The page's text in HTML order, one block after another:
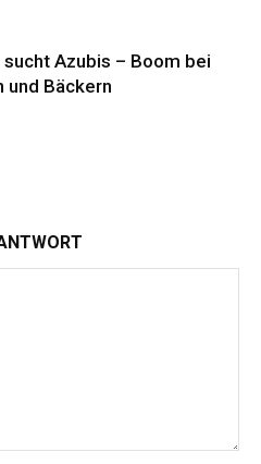
Azubis – Boom bei
und Bäckern